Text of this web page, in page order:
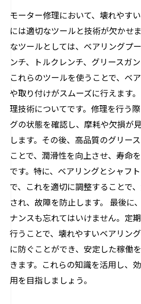
モーター修理において、壊れやす
には適切なツールと技術が欠かせ
なツールとしては、ベアリングプ
ンチ、トルクレンチ、グリースガン
これらのツールを使うことで、ベ
や取り付けがスムーズに行えます
理技術についてです。修理を行う
グの状態を確認し、摩耗や欠損が
します。その後、高品質のグリー
ことで、潤滑性を向上させ、寿命
です。特に、ベアリングとシャフ
で、これを適切に調整することで
され、故障を防止します。 最後に
ナンスも忘れてはいけません。定
行うことで、壊れやすいベアリン
に防ぐことができ、安定した稼働
きます。これらの知識を活用し、
用を目指しましょう。